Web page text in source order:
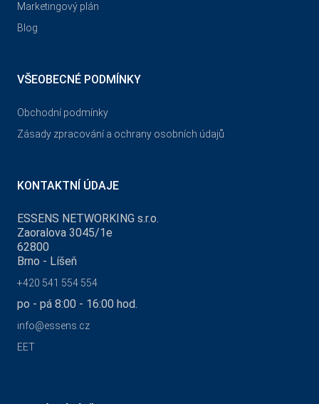
Marketingový plán
Blog
VŠEOBECNÉ PODMÍNKY
Obchodní podmínky
Zásady zpracování a ochrany osobních údajů
KONTAKTNÍ ÚDAJE
ESSENS NETWORKING s.r.o.
Zaoralova 3045/1e
62800
Brno - Líšeň
+420 541 554 554
po - pá 8:00 - 16:00 hod.
info@essens.cz
EET